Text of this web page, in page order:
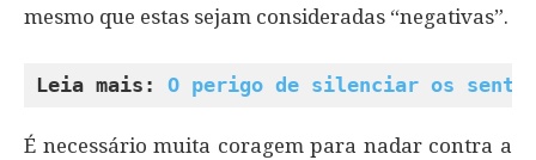
mesmo que estas sejam consideradas “negativas”.
Leia mais: O perigo de silenciar os
É necessário muita coragem para nadar contra a